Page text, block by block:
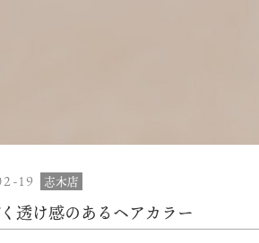
19 志木店
透け感のあるヘアカラー